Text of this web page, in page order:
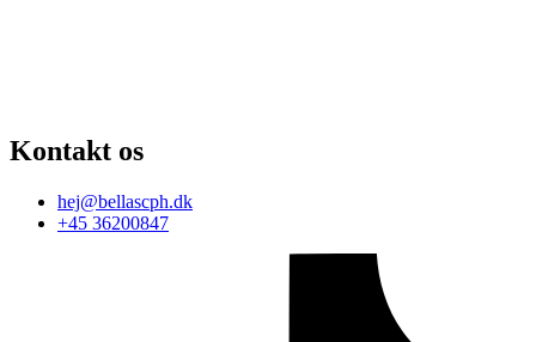
Kontakt os
hej@bellascph.dk
+45 36200847